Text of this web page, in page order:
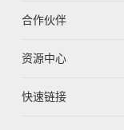
合作伙伴
资源中心
快速链接